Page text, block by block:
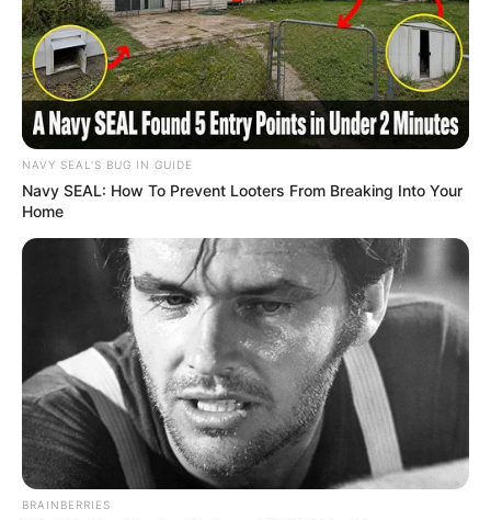
NAVY SEAL'S BUG IN GUIDE
Navy SEAL: How To Prevent Looters From Breaking Into Your
Home
BRAINBERRIES